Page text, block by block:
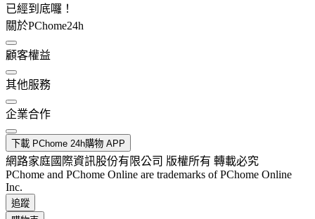
已經到底囉！
關於PChome24h
顧客權益
其他服務
企業合作
下載 PChome 24h購物 APP
網路家庭國際資訊股份有限公司 版權所有 轉載必究
PChome and PChome Online are trademarks of PChome Online
Inc.
追蹤